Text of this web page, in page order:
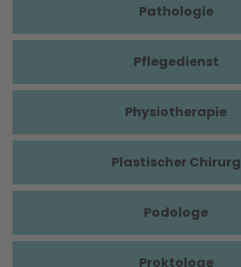
Pathologie
Pflegedienst
Physiotherapie
Plastischer Chirurg
Podologe
Proktologe